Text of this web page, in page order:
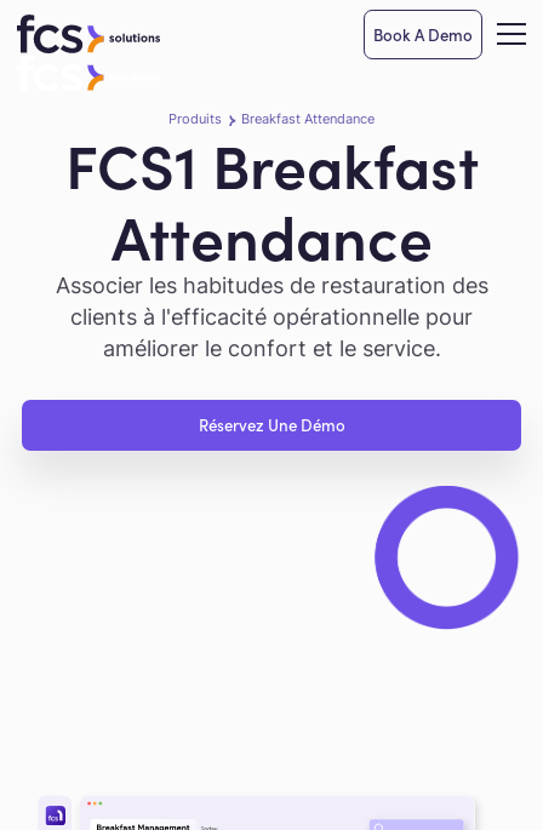
Book A Demo
Produits Breakfast Attendance
FCS1 Breakfast
Attendance
Associer les habitudes de restauration des
clients à l'efficacité opérationnelle pour
améliorer le confort et le service.
Réservez Une Démo